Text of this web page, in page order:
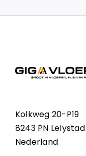
Kolkweg 20-P19
8243 PN Lelystad
Nederland